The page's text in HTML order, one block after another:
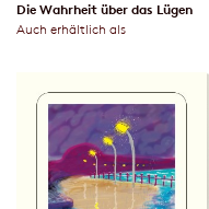
Die Wahrheit über das Lügen
Auch erhältlich als